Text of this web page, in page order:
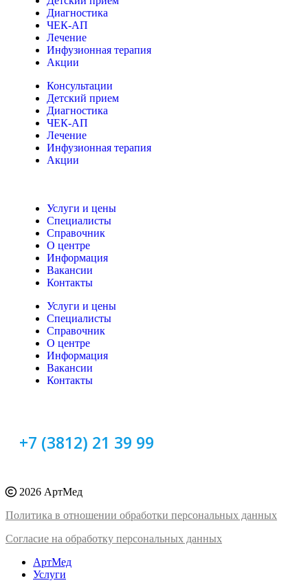
Диагностика
ЧЕК-АП
Лечение
Инфузионная терапия
Акции
Консультации
Детский прием
Диагностика
ЧЕК-АП
Лечение
Инфузионная терапия
Акции
Услуги и цены
Специалисты
Справочник
О центре
Информация
Вакансии
Контакты
Услуги и цены
Специалисты
Справочник
О центре
Информация
Вакансии
Контакты
+7 (3812) 21 39 99
2026 АртМед
Политика в отношении обработки персональных данных
Согласие на обработку персональных данных
АртМед
Услуги